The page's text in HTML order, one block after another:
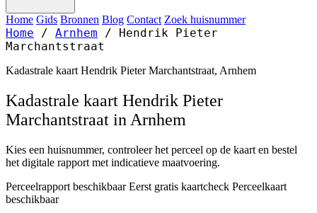
Home Gids Bronnen Blog Contact Zoek huisnummer
Home / Arnhem /
Hendrik Pieter
Marchantstraat
Kadastrale kaart Hendrik Pieter Marchantstraat, Arnhem
Kadastrale kaart Hendrik Pieter
Marchantstraat in Arnhem
Kies een huisnummer, controleer het perceel op de kaart en bestel
het digitale rapport met indicatieve maatvoering.
Perceelrapport beschikbaar Eerst gratis kaartcheck Perceelkaart
beschikbaar